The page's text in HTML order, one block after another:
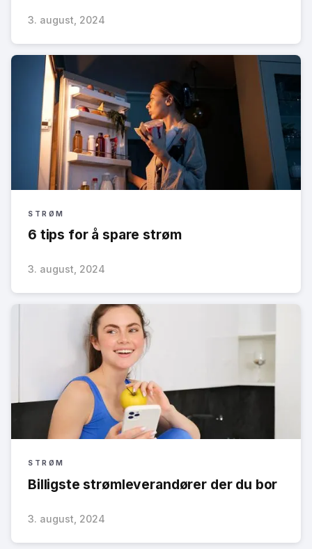
3. august, 2024
STRØM
6 tips for å spare strøm
3. august, 2024
STRØM
Billigste strømleverandører der du bor
3. august, 2024